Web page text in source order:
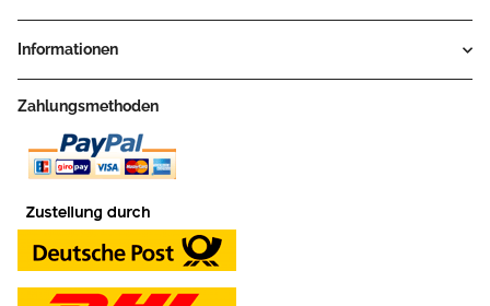
Informationen
Zahlungsmethoden